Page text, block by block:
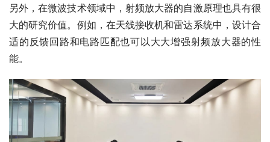
另外，在微波技术领域中，射频放大器的自激原理也具有很
大的研究价值。例如，在天线接收机和雷达系统中，设计合
适的反馈回路和电路匹配也可以大大增强射频放大器的性
能。